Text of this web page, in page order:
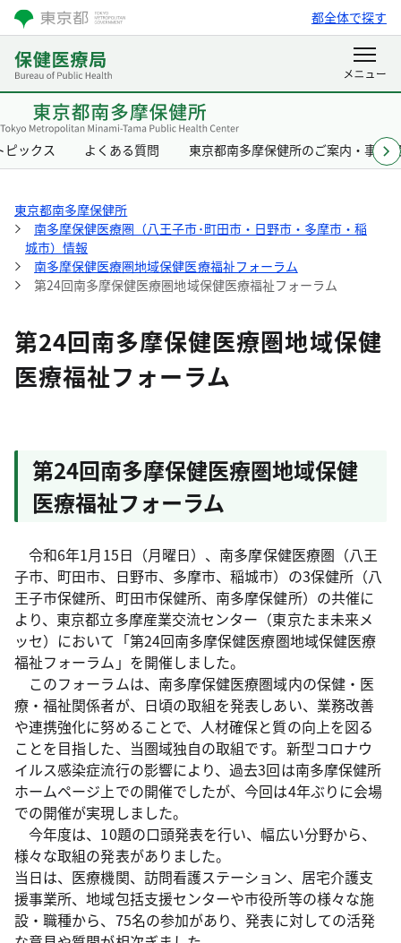
都全体で探す
ピックス よくある質問 東京都南多摩保健所のご案内・事業
東京都南多摩保健所
南多摩保健医療圏（八王子市･町田市・日野市・多摩市・稲
城市）情報
南多摩保健医療圏地域保健医療福祉フォーラム
第24回南多摩保健医療圏地域保健医療福祉フォーラム
第24回南多摩保健医療圏地域保健
医療福祉フォーラム
第24回南多摩保健医療圏地域保健
医療福祉フォーラム
令和6年1月15日（月曜日）、南多摩保健医療圏（八王
子市、町田市、日野市、多摩市、稲城市）の3保健所（八
王子市保健所、町田市保健所、南多摩保健所）の共催に
より、東京都立多摩産業交流センター（東京たま未来メ
ッセ）において「第24回南多摩保健医療圏地域保健医療
福祉フォーラム」を開催しました。
このフォーラムは、南多摩保健医療圏域内の保健・医
療・福祉関係者が、日頃の取組を発表しあい、業務改善
や連携強化に努めることで、人材確保と質の向上を図る
ことを目指した、当圏域独自の取組です。新型コロナウ
イルス感染症流行の影響により、過去3回は南多摩保健所
ホームページ上での開催でしたが、今回は4年ぶりに会場
での開催が実現しました。
今年度は、10題の口頭発表を行い、幅広い分野から、
様々な取組の発表がありました。
当日は、医療機関、訪問看護ステーション、居宅介護支
援事業所、地域包括支援センターや市役所等の様々な施
設・職種から、75名の参加があり、発表に対しての活発